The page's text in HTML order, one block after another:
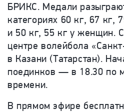
БРИКС. Медали
категориях 60 кг, 67 кг,
и 50 кг, 55 кг у женщин.
центре волейбола
в Казани (Татарстан).
поединков — в 18.30 по
времени.
В прямом эфире